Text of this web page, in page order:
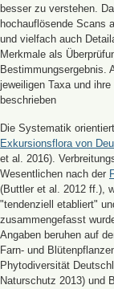
besser zu verstehen.
hochauflösende Scans
und vielfach auch
Merkmale als
Bestimmungsergebnis.
jeweiligen Taxa und
beschrieben
Die Systematik
Exkursionsflora von
et al. 2016).
Wesentlichen nach der
(Buttler et al. 2012 ff.),
"tendenziell etabliert"
zusammengefasst
Angaben beruhen auf
Farn- und
Phytodiversität
Naturschutz 2013) und